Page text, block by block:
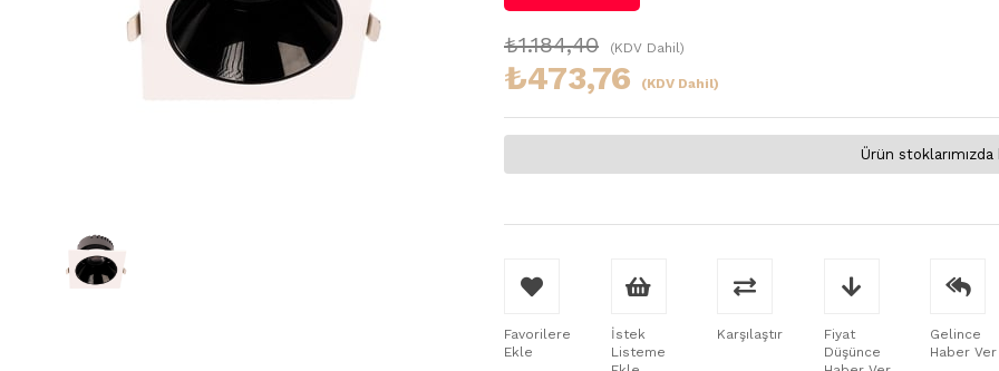
₺1.184,40 (KDV Dahil)
₺473,76 (KDV Dahil)
Ürün stoklarımızda
Favorilere
Ekle
İstek
Listeme
Karşılaştır
Fiyat
Düşünce
Gelince
Haber Ver